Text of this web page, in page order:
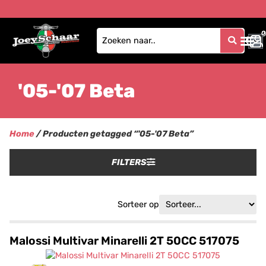
0
0
'05-'07 Beta
Home/ Producten getagged “'05-'07 Beta”
FILTERS
Sorteer op
Malossi Multivar Minarelli 2T 50CC 517075